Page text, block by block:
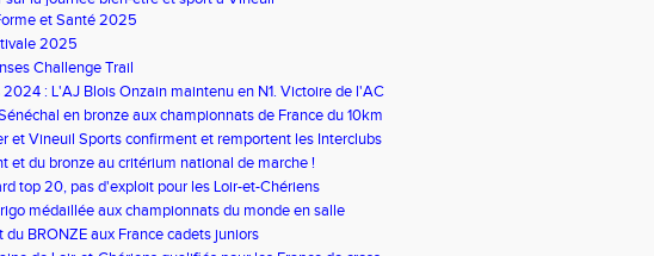
et Santé 2025
2025
Challenge Trail
2024 : L'AJ Blois Onzain maintenu en N1. Victoire de l'AC
en N2Ben bronze aux championnats de France du 10km
et Vineuil Sports confirment et remportent les Interclubs
et du bronze au critérium national de marche !
top 20, pas d'exploit pour les Loir-et-Chériens
médaillée aux championnats du monde en salle
du BRONZE aux France cadets juniors